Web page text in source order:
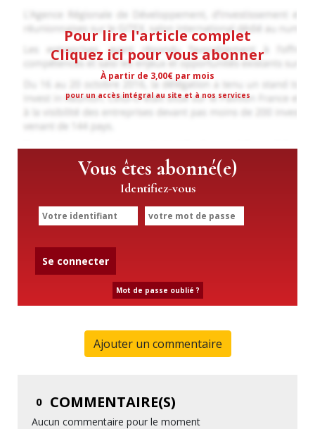
Pour lire l'article complet
Cliquez ici pour vous abonner
À partir de 3,00€ par mois
pour un accès intégral au site et à nos services
Vous êtes abonné(e)
Identifiez-vous
Se connecter
Mot de passe oublié ?
Ajouter un commentaire
0 COMMENTAIRE(S)
Aucun commentaire pour le moment